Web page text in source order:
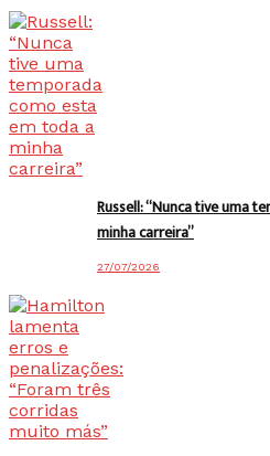
Russell: “Nunca tive uma
minha carreira”
27/07/2026